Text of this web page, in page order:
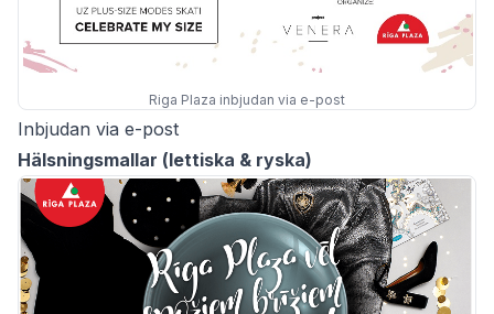
Riga Plaza inbjudan via e-post
Inbjudan via e-post
Hälsningsmallar (lettiska & ryska)